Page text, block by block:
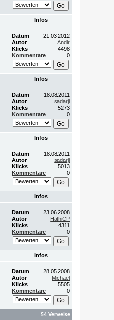
Infos
Datum
21.03.2012
Autor
Andir
Klicks
4498
Kommentare
0
Infos
Datum
18.08.2011
Autor
sadarji
Klicks
5273
Kommentare
0
Infos
Datum
18.08.2011
Autor
sadarji
Klicks
5013
Kommentare
0
Infos
Datum
23.06.2008
Autor
HathiCP
Klicks
4311
Kommentare
0
Infos
Datum
28.05.2008
Autor
Michael
Klicks
5505
Kommentare
0
54 Verweise